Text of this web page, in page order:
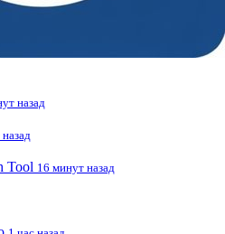
назад
Tool 16 минут назад